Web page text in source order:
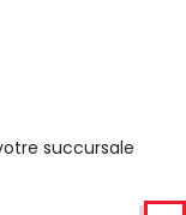
succursale